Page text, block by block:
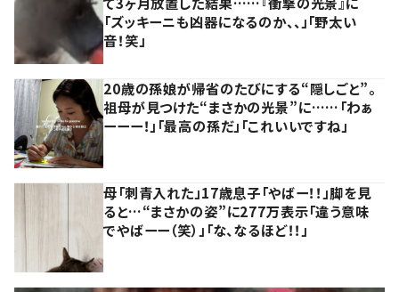
「ズッキーニも凶器になるのか、、」「野太い
音！笑」
20歳の孫娘が帰省のたびにする“隠しごと”。
祖母が見つけた“まさかの光景”に……「わぁ
ーーー！」「最高の孫だ」「これいいですね」
母「刺青入れた」17歳息子「やばー！！」脚を見
ると…“まさかの姿”に277万表示「違う意味
でやばーー（笑）」「な、なるほど！！」